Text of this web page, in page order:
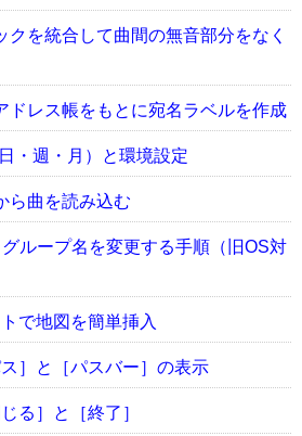
クを統合して曲間の無音部分をなく
ドレス帳をもとに宛名ラベルを作成
・週・月）と環境設定
ら曲を読み込む
ループ名を変更する手順（旧OS対
で地図を簡単挿入
］と［パスバー］の表示
る］と［終了］